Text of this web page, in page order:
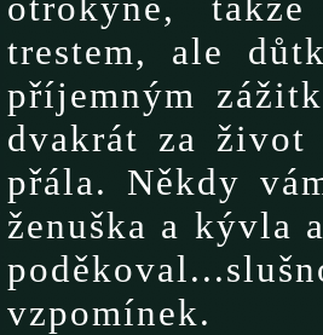
trestem, ale
příjemným
dvakrát za
přála. Někdy
ženuška a kývla
vzpomínek.